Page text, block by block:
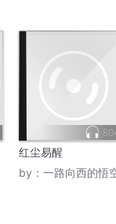
红尘易醒
by： 一路向西的悟